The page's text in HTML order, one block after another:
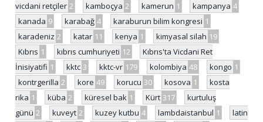
vicdani retçiler 2 kamboçya 2 kamerun 1 kampanya 4
kanada 9 karabağ 4 karaburun bilim kongresi 1
karadeniz 2 katar 11 kenya 1 kimyasal silah 19
Kıbrıs 1 kıbrıs cumhuriyeti 12
Kıbrıs'ta Vicdani Ret
İnisiyatifi 1 kktc 3 kktc-vr 179 kolombiya 48 kongo 1
kontrgerilla 2 kore 49 korucu 30 kosova 1
kosta
rika 1 küba 2 küresel bak 1 Kürt 317
kurtuluş
günü 2 kuveyt 2 kuzey kutbu 4 lambdaistanbul 1
latin